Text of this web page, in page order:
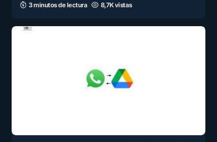
3 minutos de lectura 8,7K vistas